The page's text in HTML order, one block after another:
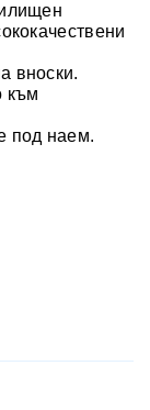
вноски.
към
под наем.